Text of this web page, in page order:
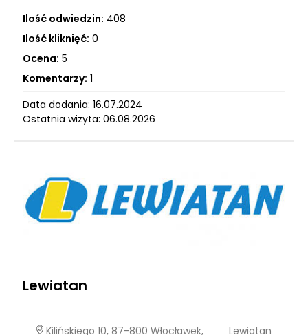
Ilość odwiedzin: 408
Ilość kliknięć: 0
Ocena: 5
Komentarzy: 1
Data dodania: 16.07.2024
Ostatnia wizyta: 06.08.2026
Lewiatan
Kilińskiego 10, 87-800 Włocławek, Lewiatan